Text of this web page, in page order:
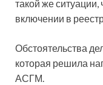
такой же ситуации,
включении в
Обстоятельства
которая решила
АСГМ.